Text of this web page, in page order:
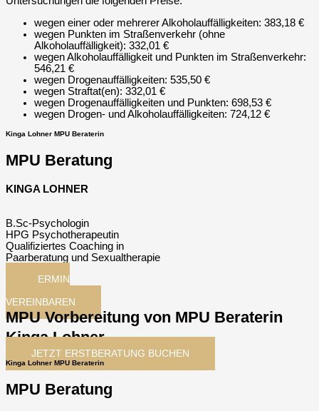
wegen einer oder mehrerer Alkoholauffälligkeiten: 383,18 €
wegen Punkten im Straßenverkehr (ohne
Alkoholauffälligkeit): 332,01 €
wegen Alkoholauffälligkeit und Punkten im Straßenverkehr:
546,21 €
wegen Drogenauffälligkeiten: 535,50 €
wegen Straftat(en): 332,01 €
wegen Drogenauffälligkeiten und Punkten: 698,53 €
wegen Drogen- und Alkoholauffälligkeiten: 724,12 €
Kinga Lohner MPU Beraterin
MPU Beratung
KINGA LOHNER
B.Sc-Psychologin
HPG Psychotherapeutin
Qualifiziertes Coaching in
Paarberatung und Sexualtherapie
TERMIN
VEREINBAREN
MPU Vorbereitung von MPU Beraterin
Kinga Lohner
JETZT ERSTBERATUNG BUCHEN
Kinga Lohner MPU Beraterin
MPU Beratung